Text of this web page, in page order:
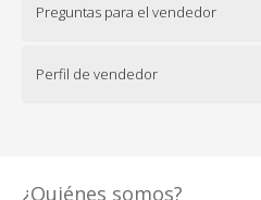
Preguntas para el vendedor
Perfil de vendedor
¿Quiénes somos?